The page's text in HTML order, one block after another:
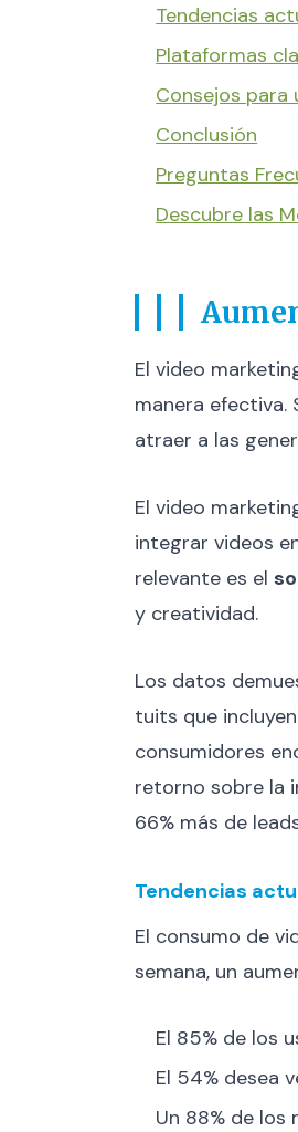
Tendencias
Plataformas
Consejos
Conclusión
Preguntas
Descubre las
El video
manera efectiva.
atraer a las
El video
integrar videos
relevante es el
y creatividad.
Los datos
tuits que
consumidores
retorno sobre la
66% más de
Tendencias
El consumo de
semana, un
El 85% de los
El 54% desea
Un 88% de los